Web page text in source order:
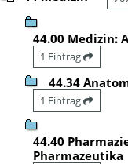
44.00 Medizin:
1 Eintrag
44.34
1 Eintrag
44.40
Pharmazeutika